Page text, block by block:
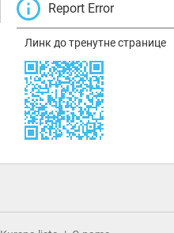
Report Error
Линк до тренутне странице